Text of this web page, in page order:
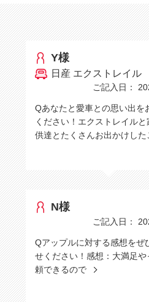
Y様
日産 エクストレイル
ご記入日：
Qあなたと愛車との思い出を
ください！エクストレイル
供達とたくさんお出かけし
N様
ご記入日：
Qアップルに対する感想をぜ
せください！感想：大満足や
頼できるので